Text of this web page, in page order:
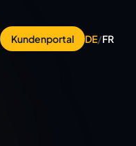
Kundenportal DE/FR